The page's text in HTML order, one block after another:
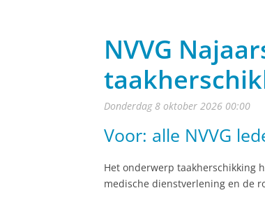
NVVG
donderdag 8 oktober 2026 00:00
Voor: alle NVVG
Het onderwerp taakherschikking
medische dienstverlening en de